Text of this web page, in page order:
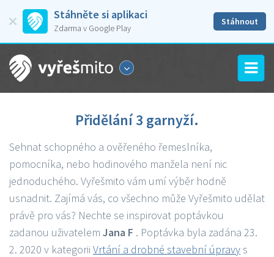
Stáhněte si aplikaci
Zdarma v Google Play
Stáhnout
Přidělání 3 garnyží.
Sehnat schopného a ověřeného řemeslníka,
pomocníka, nebo hodinového manžela není nic
jednoduchého. Vyřešmito vám umí výběr hodně
usnadnit. Zajímá vás, co všechno může Vyřešmito udělat
právě pro vás? Nechte se inspirovat poptávkou
zadanou uživatelem Jana F . Poptávka byla zadána 23.
2. 2020 v kategorii Vrtání a drobné stavební úpravy s